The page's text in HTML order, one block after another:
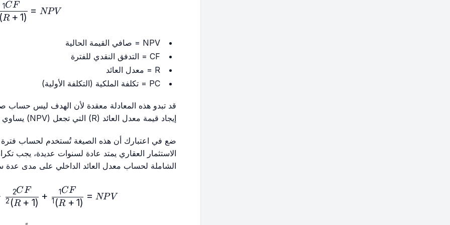
PC NPV
=
(
1
+
R
)
CF
1
NPV = صافي القيمة الحالية
CF = التدفق النقدي للفترة
R = معدل العائد
PC = تكلفة الملكية (التكلفة الأولية)
إيجاد قيمة معدل العائد (R) التي تجعل (NPV) يساوي صفراً.
ضع في اعتبارك أن هذه الصيغة تُستخدم لحساب
الاستثمار العقاري يمتد عادة لسنوات عديدة، يجب
الشاملة لحساب معدل العائد الداخلي على مدى عدة
NPV
=
(
1
+
R
)
1
CF
1
+
(
1
+
R
)
2
CF
2